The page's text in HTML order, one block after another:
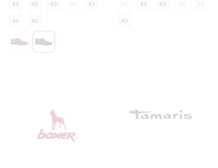
41 42 43 45
46 40
41 42
45